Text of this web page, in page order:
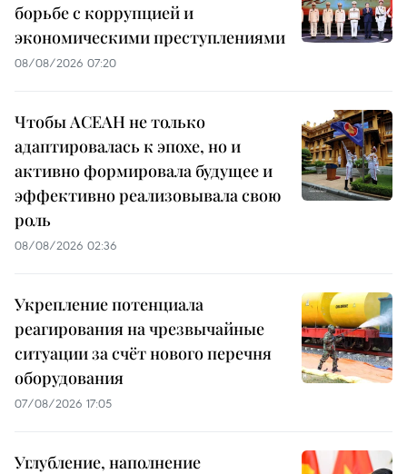
борьбе с коррупцией и
экономическими преступлениями
08/08/2026 07:20
Чтобы АСЕАН не только
адаптировалась к эпохе, но и
активно формировала будущее и
эффективно реализовывала свою
роль
08/08/2026 02:36
Укрепление потенциала
реагирования на чрезвычайные
ситуации за счёт нового перечня
оборудования
07/08/2026 17:05
Углубление, наполнение